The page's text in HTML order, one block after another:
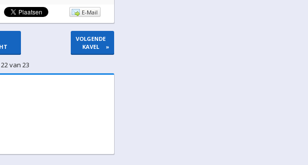
E-Mail
VOLGENDE
KAVEL
»
van 23